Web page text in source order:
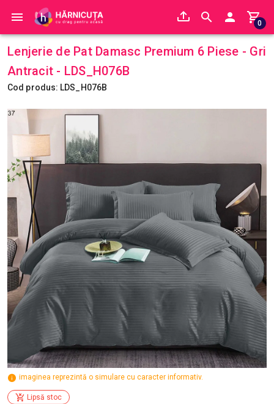
0
Lenjerie de Pat Damasc Premium 6 Piese - Gri
Antracit - LDS_H076B
Cod produs: LDS_H076B
imaginea reprezintă o simulare cu caracter informativ.
Lipsă stoc